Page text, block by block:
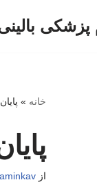
پزشکی
خانه »
ازaminkav